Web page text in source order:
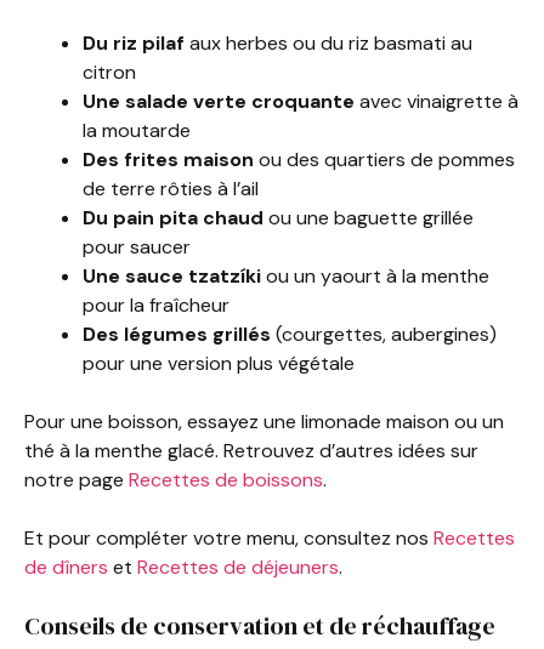
Du riz pilaf aux herbes ou du riz basmati au
citron
Une salade verte croquante avec vinaigrette à
la moutarde
Des frites maison ou des quartiers de pommes
de terre rôties à l’ail
Du pain pita chaud ou une baguette grillée
pour saucer
Une sauce tzatzíkiou un yaourt à la menthe
pour la fraîcheur
Des légumes grillés (courgettes, aubergines)
pour une version plus végétale
Pour une boisson, essayez une limonade maison ou un
thé à la menthe glacé. Retrouvez d’autres idées sur
notre page Recettes de boissons.
Et pour compléter votre menu, consultez nos Recettes
de dîners et Recettes de déjeuners.
Conseils de conservation et de réchauffage